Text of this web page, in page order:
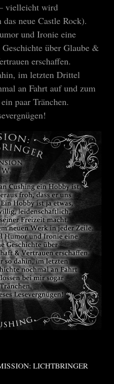
vielleicht wird
neue Castle Rock).
und Ironie eine
über Glaube &
erschaffen.
im letzten Drittel
an Fahrt auf und zum
paar Tränchen.
LICHTBRINGER